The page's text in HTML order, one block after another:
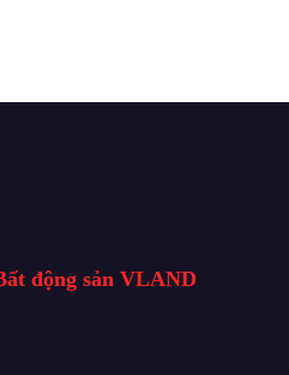
động sản VLAND